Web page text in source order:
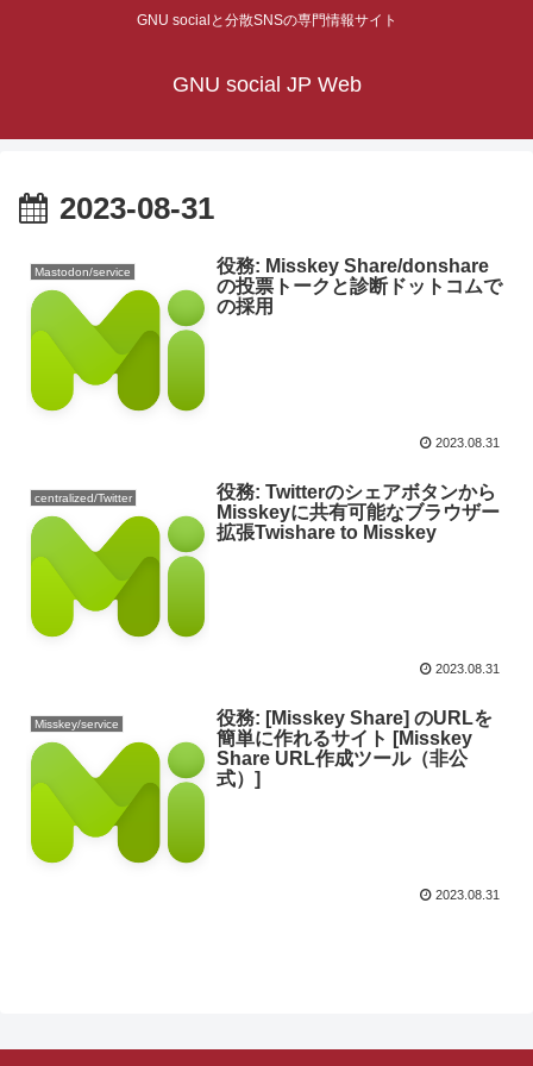
GNU socialと分散SNSの専門情報サイト
GNU social JP Web
2023-08-31
Mastodon/service
役務: Misskey Share/donshare
の投票トークと診断ドットコムで
の採用
2023.08.31
centralized/Twitter
役務: Twitterのシェアボタンから
Misskeyに共有可能なブラウザー
拡張Twishare to Misskey
2023.08.31
Misskey/service
役務: [Misskey Share] のURLを
簡単に作れるサイト [Misskey
Share URL作成ツール（非公
式）]
2023.08.31